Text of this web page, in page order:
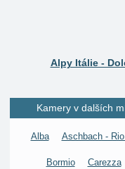
Alpy Itálie -
Kamery v dalších
Alba Aschbach -
Bormio Carezza